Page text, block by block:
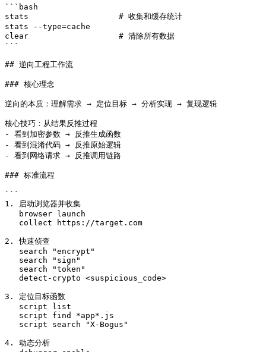
```bash
stats                   # 收集和缓存统计
stats --type=cache
clear                   # 清除所有数据
```
## 逆向工程工作流
### 核心理念
逆向的本质：理解需求 → 定位目标 → 分析实现 → 复现逻辑
核心技巧：从结果反推过程
- 看到加密参数 → 反推生成函数
- 看到混淆代码 → 反推原始逻辑
- 看到网络请求 → 反推调用链路
### 标准流程
```
1. 启动浏览器并收集
   browser launch
   collect https://target.com
2. 快速侦查
   search "encrypt"
   search "sign"
   search "token"
   detect-crypto <suspicious_code>
3. 定位目标函数
   script list
   script find *app*.js
   script search "X-Bogus"
4. 动态分析